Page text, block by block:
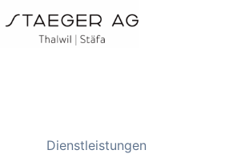
Dienstleistungen